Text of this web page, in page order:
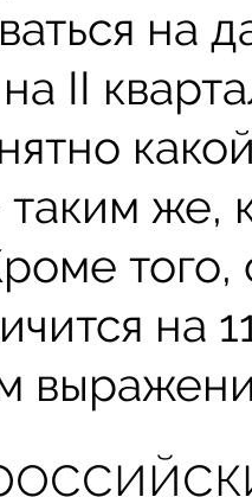
на
II
таким же,
того,
на